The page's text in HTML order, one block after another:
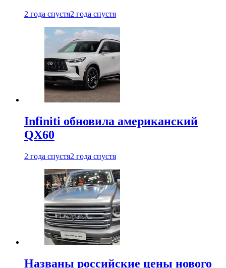
2 года спустя2 года спустя
Infiniti обновила американский
QX60
2 года спустя2 года спустя
Названы российские цены нового